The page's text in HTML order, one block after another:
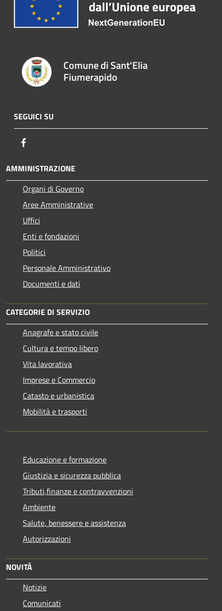
Comune di Sant'Elia
Fiumerapido
SEGUICI SU
AMMINISTRAZIONE
Organi di Governo
Aree Amministrative
Uffici
Enti e fondazioni
Politici
Personale Amministrativo
Documenti e dati
CATEGORIE DI SERVIZIO
Anagrafe e stato civile
Cultura e tempo libero
Vita lavorativa
Imprese e Commercio
Catasto e urbanistica
Mobilità e trasporti
Educazione e formazione
Giustizia e sicurezza pubblica
Tributi,finanze e contravvenzioni
Ambiente
Salute, benessere e assistenza
Autorizzazioni
NOVITÀ
Notizie
Comunicati